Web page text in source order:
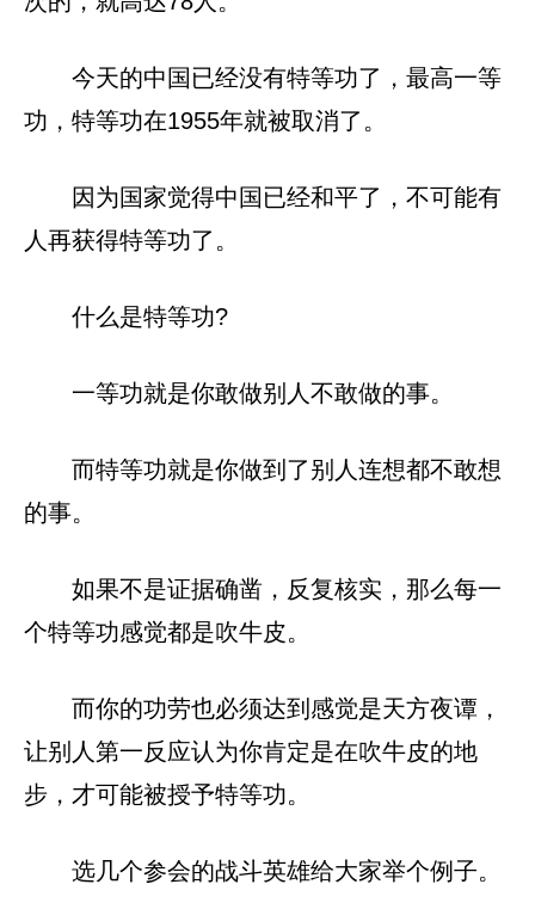
今天的中国已经没有特等功了，最高一等
功，特等功在1955年就被取消了。
因为国家觉得中国已经和平了，不可能有
人再获得特等功了。
什么是特等功?
一等功就是你敢做别人不敢做的事。
而特等功就是你做到了别人连想都不敢想
的事。
如果不是证据确凿，反复核实，那么每一
个特等功感觉都是吹牛皮。
而你的功劳也必须达到感觉是天方夜谭，
让别人第一反应认为你肯定是在吹牛皮的地
步，才可能被授予特等功。
选几个参会的战斗英雄给大家举个例子。